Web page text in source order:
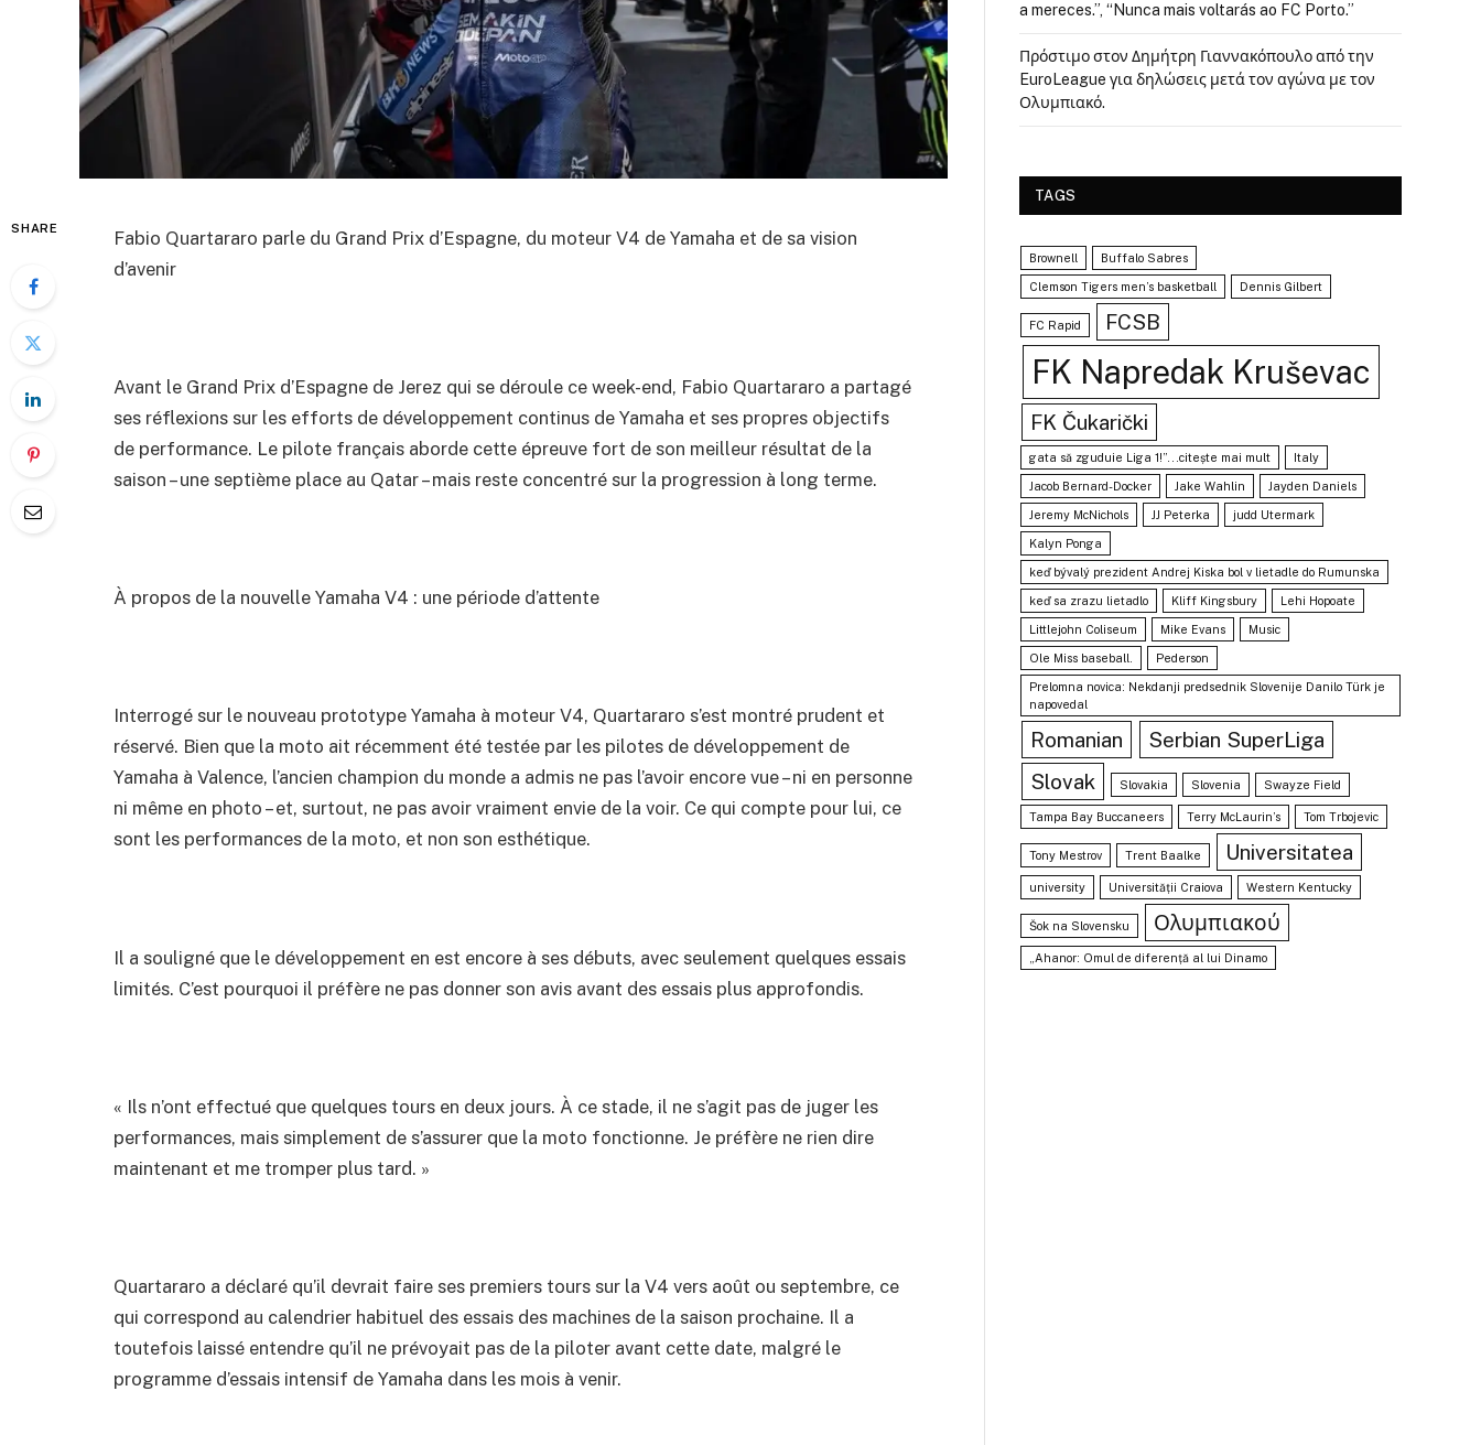
SHARE
Fabio Quartararo parle du Grand Prix d’Espagne, du moteur V4 de Yamaha et de sa vision
d’avenir
Avant le Grand Prix d’Espagne de Jerez qui se déroule ce week-end, Fabio Quartararo a partagé
ses réflexions sur les efforts de développement continus de Yamaha et ses propres objectifs
de performance. Le pilote français aborde cette épreuve fort de son meilleur résultat de la
saison – une septième place au Qatar – mais reste concentré sur la progression à long terme.
À propos de la nouvelle Yamaha V4 : une période d’attente
Interrogé sur le nouveau prototype Yamaha à moteur V4, Quartararo s’est montré prudent et
réservé. Bien que la moto ait récemment été testée par les pilotes de développement de
Yamaha à Valence, l’ancien champion du monde a admis ne pas l’avoir encore vue – ni en personne
ni même en photo – et, surtout, ne pas avoir vraiment envie de la voir. Ce qui compte pour lui, ce
sont les performances de la moto, et non son esthétique.
Il a souligné que le développement en est encore à ses débuts, avec seulement quelques essais
limités. C’est pourquoi il préfère ne pas donner son avis avant des essais plus approfondis.
« Ils n’ont effectué que quelques tours en deux jours. À ce stade, il ne s’agit pas de juger les
performances, mais simplement de s’assurer que la moto fonctionne. Je préfère ne rien dire
maintenant et me tromper plus tard. »
Quartararo a déclaré qu’il devrait faire ses premiers tours sur la V4 vers août ou septembre, ce
qui correspond au calendrier habituel des essais des machines de la saison prochaine. Il a
toutefois laissé entendre qu’il ne prévoyait pas de la piloter avant cette date, malgré le
programme d’essais intensif de Yamaha dans les mois à venir.
a mereces.”, “Nunca mais voltarás ao FC Porto.”
Πρόστιμο στον Δημήτρη Γιαννακόπουλο από την
EuroLeague για δηλώσεις μετά τον αγώνα με τον
Ολυμπιακό.
TAGS
Brownell Buffalo Sabres
Clemson Tigers men’s basketball Dennis Gilbert
FC Rapid FCSB
FK Napredak Kruševac
FK Čukarički
gata să zguduie Liga 1!”...citește mai mult Italy
Jacob Bernard-Docker Jake Wahlin Jayden Daniels
Jeremy McNichols JJ Peterka judd Utermark
Kalyn Ponga
keď bývalý prezident Andrej Kiska bol v lietadle do Rumunska
keď sa zrazu lietadlo Kliff Kingsbury Lehi Hopoate
Littlejohn Coliseum Mike Evans Music
Ole Miss baseball. Pederson
Prelomna novica: Nekdanji predsednik Slovenije Danilo Türk je
napovedal
Romanian
Serbian SuperLiga
Slovak
Slovakia Slovenia Swayze Field
Tampa Bay Buccaneers Terry McLaurin’s Tom Trbojevic
Tony Mestrov Trent Baalke Universitatea
university Universității Craiova Western Kentucky
Šok na Slovensku Ολυμπιακού
„Ahanor: Omul de diferență al lui Dinamo